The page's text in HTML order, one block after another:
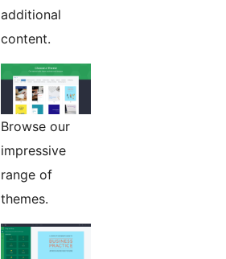
additional
content.
Browse our
impressive
range of
themes.